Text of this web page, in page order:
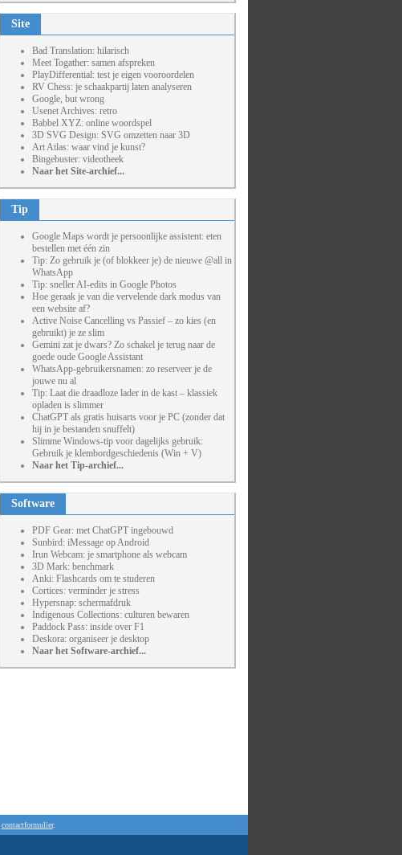
Site
Bad Translation: hilarisch
Meet Togather: samen afspreken
PlayDifferential: test je eigen vooroordelen
RV Chess: je schaakpartij laten analyseren
Google, but wrong
Usenet Archives: retro
Babbel XYZ: online woordspel
3D SVG Design: SVG omzetten naar 3D
Art Atlas: waar vind je kunst?
Bingebuster: videotheek
Naar het Site-archief...
Tip
Google Maps wordt je persoonlijke assistent: eten
bestellen met één zin
Tip: Zo gebruik je (of blokkeer je) de nieuwe @all in
WhatsApp
Tip: sneller AI-edits in Google Photos
Hoe geraak je van die vervelende dark modus van
een website af?
Active Noise Cancelling vs Passief – zo kies (en
gebruikt) je ze slim
Gemini zat je dwars? Zo schakel je terug naar de
goede oude Google Assistant
WhatsApp-gebruikersnamen: zo reserveer je de
jouwe nu al
Tip: Laat die draadloze lader in de kast – klassiek
opladen is slimmer
ChatGPT als gratis huisarts voor je PC (zonder dat
hij in je bestanden snuffelt)
Slimme Windows-tip voor dagelijks gebruik:
Gebruik je klembordgeschiedenis (Win + V)
Naar het Tip-archief...
Software
PDF Gear: met ChatGPT ingebouwd
Sunbird: iMessage op Android
Irun Webcam: je smartphone als webcam
3D Mark: benchmark
Anki: Flashcards om te studeren
Cortices: verminder je stress
Hypersnap: schermafdruk
Indigenous Collections: culturen bewaren
Paddock Pass: inside over F1
Deskora: organiseer je desktop
Naar het Software-archief...
contactformulier.